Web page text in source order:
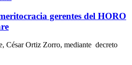
gerentes del HORO
César Ortiz Zorro, mediante decreto